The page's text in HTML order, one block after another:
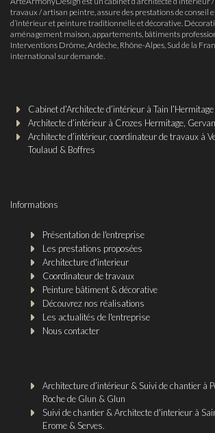
travaux / artisan peintre, assure des prestations de conseil
d’intérieur et peinture traditionnelle et décorative.
aménagement maison, appartements, bâtiments
Interventions Drôme, Ardèche, Rhône-Alpes, Sud de la
international sur demande.
Cabinet d’Architecte d’intérieur à Tain
Architecte d’intérieur à Crozes Hermitage,
Architecte d’intérieur, coordinateur de travaux à
Toulaud & Boffres
Informations
Présentation de l'entreprise
Les prestations proposées
Architecture d'interieur
Coordinateur de travaux
Peinture bâtiment & décorative
Découvrez nos réalisations
Les actualités de l'entreprise
Nous contacter
Architecture d’intérieur & Suivi de chantier à
Roche de Glun & Glun
Suivi de chantier & Architecte d'interieur à
Erome & Serves.